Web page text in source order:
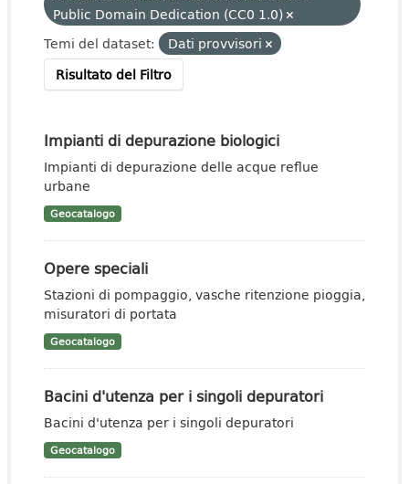
Public Domain Dedication (CC0 1.0)
Temi del dataset:
Dati provvisori
Risultato del Filtro
Impianti di depurazione biologici
Impianti di depurazione delle acque reflue
urbane
Geocatalogo
Opere speciali
Stazioni di pompaggio, vasche ritenzione pioggia,
misuratori di portata
Geocatalogo
Bacini d'utenza per i singoli depuratori
Bacini d'utenza per i singoli depuratori
Geocatalogo